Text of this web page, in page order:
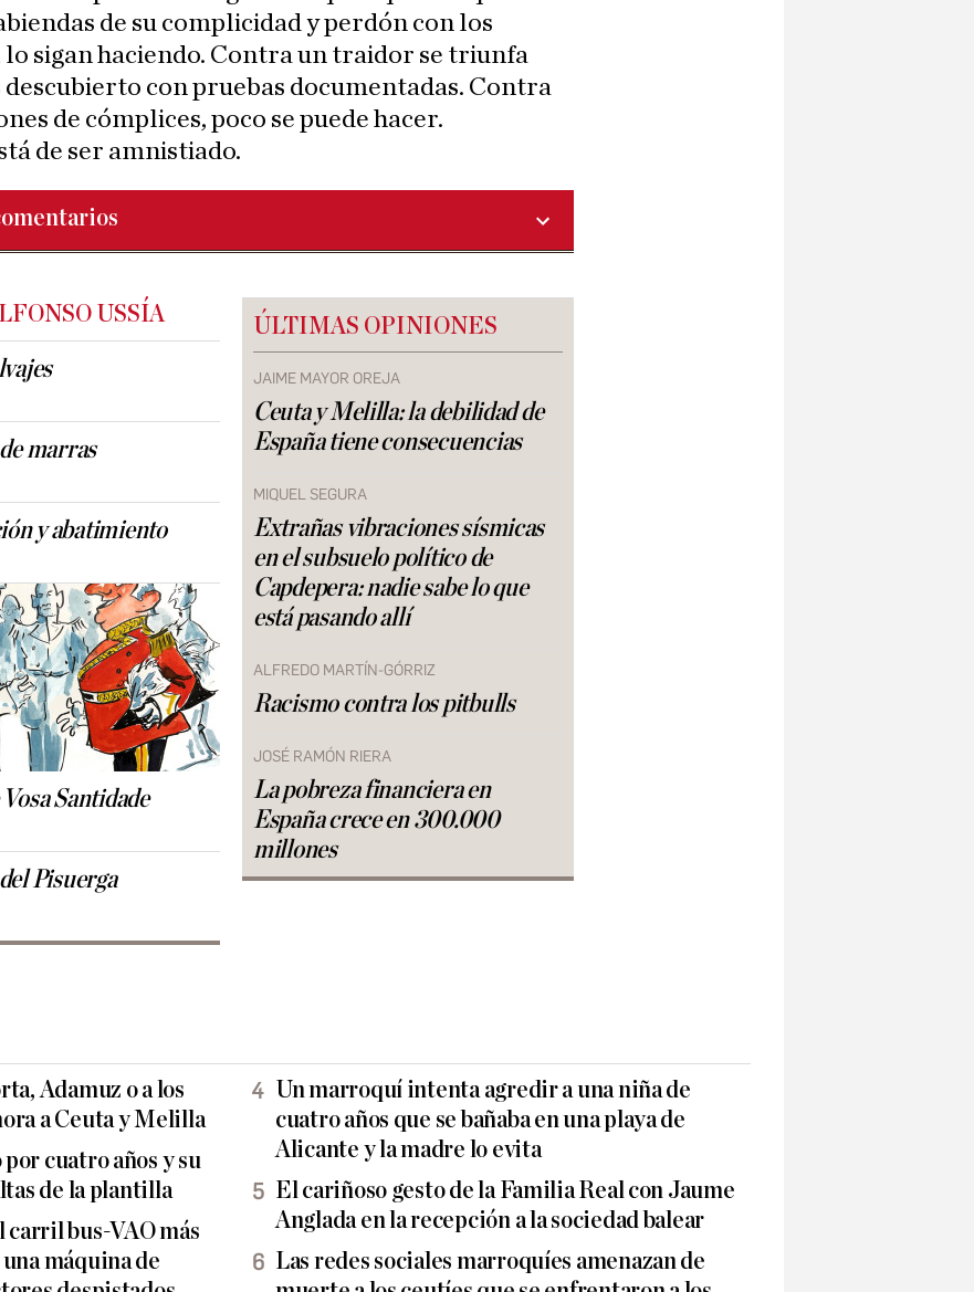
de su complicidad y perdón con los
sigan haciendo. Contra un traidor se triunfa
descubierto con pruebas documentadas. Contra
de cómplices, poco se puede hacer.
de ser amnistiado.
USSÍA
marras
y abatimiento
Santidade
Pisuerga
ÚLTIMAS OPINIONES
JAIME MAYOR OREJA
Ceuta y Melilla: la debilidad de
España tiene consecuencias
MIQUEL SEGURA
Extrañas vibraciones sísmicas
en el subsuelo político de
Capdepera: nadie sabe lo que
está pasando allí
ALFREDO MARTÍN-GÓRRIZ
Racismo contra los pitbulls
JOSÉ RAMÓN RIERA
La pobreza financiera en
España crece en 300.000
millones
Adamuz o a los
a Ceuta y Melilla
cuatro años y su
de la plantilla
carril bus-VAO más
máquina de
Un marroquí intenta agredir a una niña de
cuatro años que se bañaba en una playa de
Alicante y la madre lo evita
El cariñoso gesto de la Familia Real con Jaume
Anglada en la recepción a la sociedad balear
Las redes sociales marroquíes amenazan de